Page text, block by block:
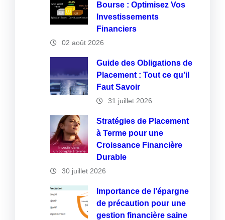
Bourse : Optimisez Vos
Investissements
Financiers
02 août 2026
Guide des Obligations de
Placement : Tout ce qu’il
Faut Savoir
31 juillet 2026
Stratégies de Placement
à Terme pour une
Croissance Financière
Durable
30 juillet 2026
Importance de l’épargne
de précaution pour une
gestion financière saine